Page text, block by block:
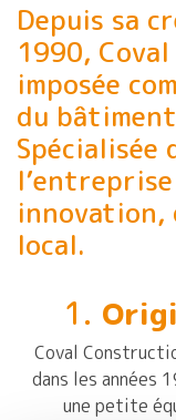
Depuis sa
1990,
imposée
du
innovation,
local.
1.
Coval
dans les années
une petite